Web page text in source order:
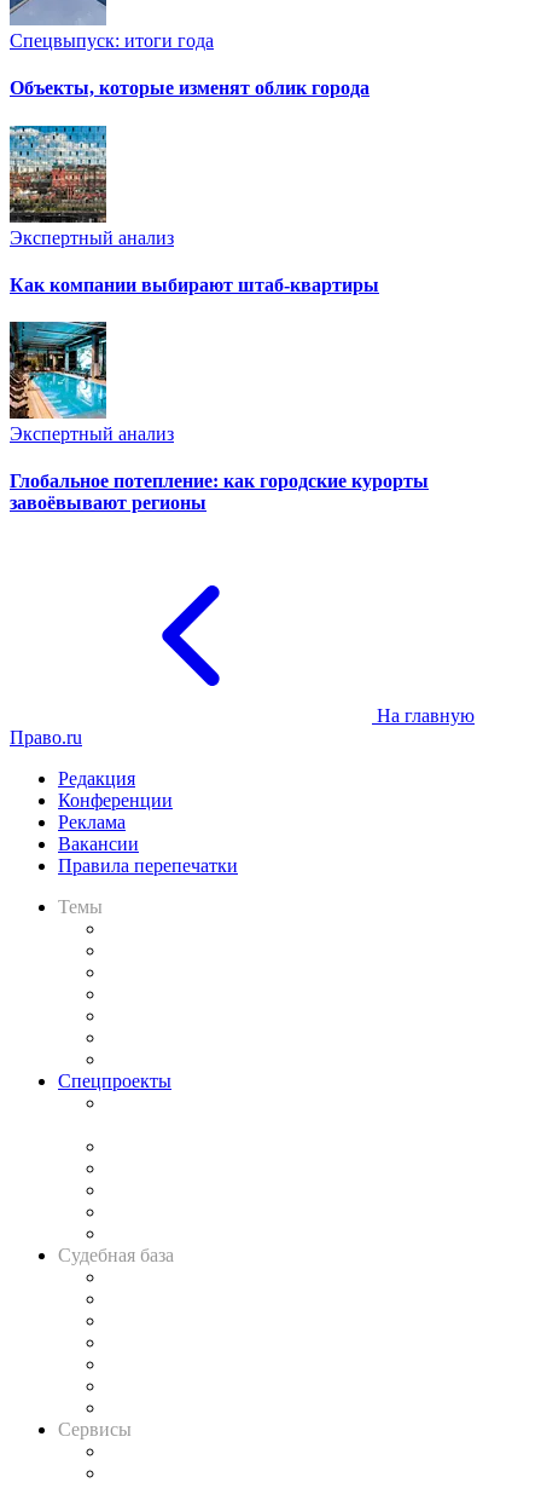
Спецвыпуск: итоги года
Объекты, которые изменят облик города
Экспертный анализ
Как компании выбирают штаб-квартиры
Экспертный анализ
Глобальное потепление: как городские курорты
завоёвывают регионы
На главную
Право.ru
Редакция
Конференции
Реклама
Вакансии
Правила перепечатки
Темы
Спецпроекты
Судебная база
Сервисы